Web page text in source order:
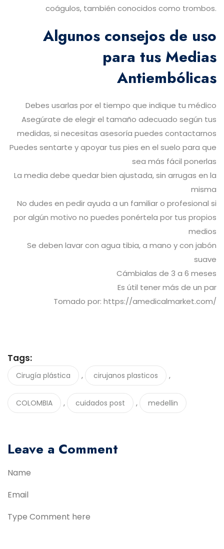
coágulos, también conocidos como trombos.
Algunos consejos de uso
para tus Medias
Antiembólicas
Debes usarlas por el tiempo que indique tu médico
Asegúrate de elegir el tamaño adecuado según tus
medidas, si necesitas asesoría puedes contactarnos
Puedes sentarte y apoyar tus pies en el suelo para que
sea más fácil ponerlas
La media debe quedar bien ajustada, sin arrugas en la
misma
No dudes en pedir ayuda a un familiar o profesional si
por algún motivo no puedes ponértela por tus propios
medios
Se deben lavar con agua tibia, a mano y con jabón
suave
Cámbialas de 3 a 6 meses
Es útil tener más de un par
Tomado por: https://amedicalmarket.com/
Tags:
Cirugía plástica , cirujanos plasticos ,
COLOMBIA , cuidados post , medellin
Leave a Comment